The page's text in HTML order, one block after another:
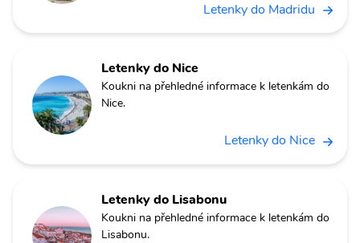
Letenky do Madridu
Letenky do Nice
Koukni na přehledné informace k letenkám do
Nice.
Letenky do Nice
Letenky do Lisabonu
Koukni na přehledné informace k letenkám do
Lisabonu.